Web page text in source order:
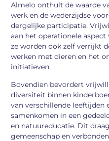
Almelo onthult de waarde
werk en de wederzijdse
dergelijke participatie.
aan het operationele
ze worden ook zelf verrijkt
werken met dieren en het
initiatieven.
Bovendien bevordert
diversiteit binnen
van verschillende leeftijden
samenkomen in een
en natuureducatie. Dit
gemeenschap en